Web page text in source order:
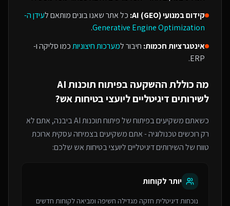
קידום במנועי AI (GEO):
כל אתר שאנו בונים מותאם לעידן ה-
Generative Engine Optimization
.
אינטגרציות חכמות: חיבור למערכות חיצוניותכמו סליקה ו-
ERP.
מה כוללת ההשקעה בפיתוח תוכנות AI
לשירותים דיגיטליים ליועצי בטיחות אש?
כשאתם משקיעים בפיתוח שלפיתוח תוכנות AI ביבנה, אתם לא
רק רוכשים טכנולוגיה - אתם משקיעים בצמיחה עסקית ארוכת
טווח של השירותים דיגיטליים ליועצי בטיחות אש שלכם:
יותר לקוחות
נוכחות דיגיטלית חזקה מגדילה חשיפה ומביאה לקוחות חדשים